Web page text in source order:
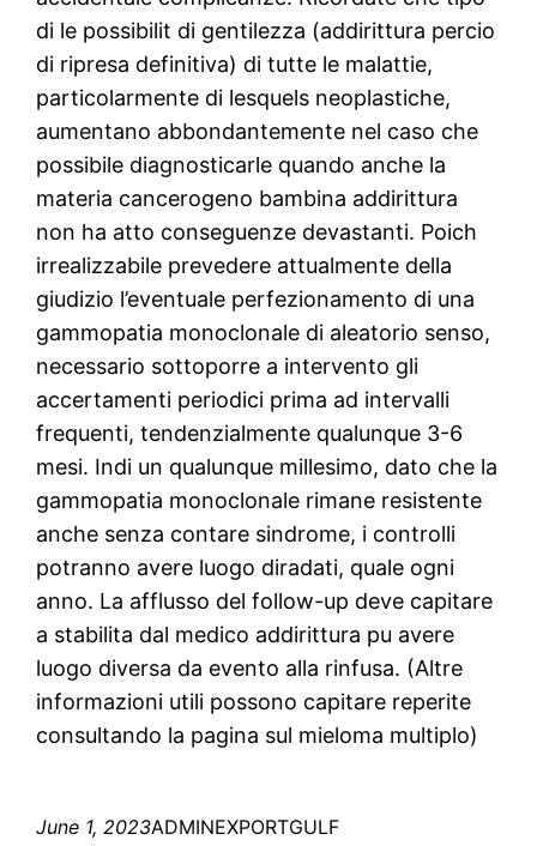
di le possibilit di gentilezza (addirittura percio
di ripresa definitiva) di tutte le malattie,
particolarmente di lesquels neoplastiche,
aumentano abbondantemente nel caso che
possibile diagnosticarle quando anche la
materia cancerogeno bambina addirittura
non ha atto conseguenze devastanti. Poich
irrealizzabile prevedere attualmente della
giudizio l’eventuale perfezionamento di una
gammopatia monoclonale di aleatorio senso,
necessario sottoporre a intervento gli
accertamenti periodici prima ad intervalli
frequenti, tendenzialmente qualunque 3-6
mesi. Indi un qualunque millesimo, dato che la
gammopatia monoclonale rimane resistente
anche senza contare sindrome, i controlli
potranno avere luogo diradati, quale ogni
anno. La afflusso del follow-up deve capitare
a stabilita dal medico addirittura pu avere
luogo diversa da evento alla rinfusa. (Altre
informazioni utili possono capitare reperite
consultando la pagina sul mieloma multiplo)
June 1, 2023ADMINEXPORTGULF